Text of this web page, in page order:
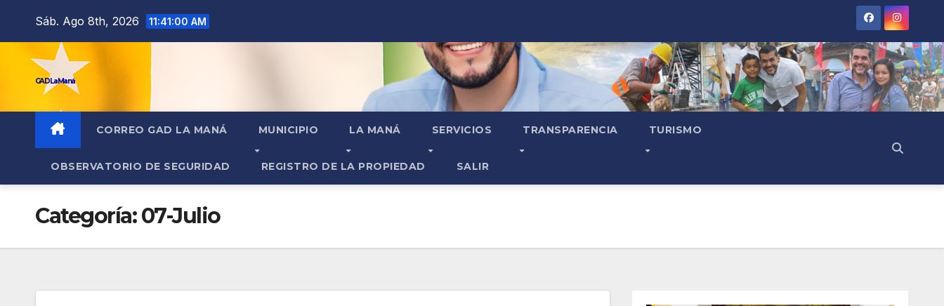
Sáb. Ago 8th, 2026 11:41:01 AM
GAD La Maná
CORREO GAD LA MANÁ MUNICIPIO LA MANÁ SERVICIOS TRANSPARENCIA TURISMO
OBSERVATORIO DE SEGURIDAD REGISTRO DE LA PROPIEDAD SALIR
Categoría:07-Julio